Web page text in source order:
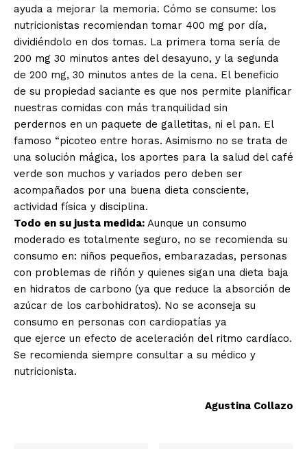
ayuda a mejorar la memoria. Cómo se consume: los
nutricionistas recomiendan tomar 400 mg por día,
dividiéndolo en dos tomas. La primera toma sería de
200 mg 30 minutos antes del desayuno, y la segunda
de 200 mg, 30 minutos antes de la cena. El beneficio
de su propiedad saciante es que nos permite planificar
nuestras comidas con más tranquilidad sin
perdernos en un paquete de galletitas, ni el pan. El
famoso “picoteo entre horas. Asimismo no se trata de
una solución mágica, los aportes para la salud del café
verde son muchos y variados pero deben ser
acompañados por una buena dieta consciente,
actividad física y disciplina.
Todo en su justa medida: Aunque un consumo
moderado es totalmente seguro, no se recomienda su
consumo en: niños pequeños, embarazadas, personas
con problemas de riñón y quienes sigan una dieta baja
en hidratos de carbono (ya que reduce la absorción de
azúcar de los carbohidratos). No se aconseja su
consumo en personas con cardiopatías ya
que ejerce un efecto de aceleración del ritmo cardíaco.
Se recomienda siempre consultar a su médico y
nutricionista.
Agustina Collazo